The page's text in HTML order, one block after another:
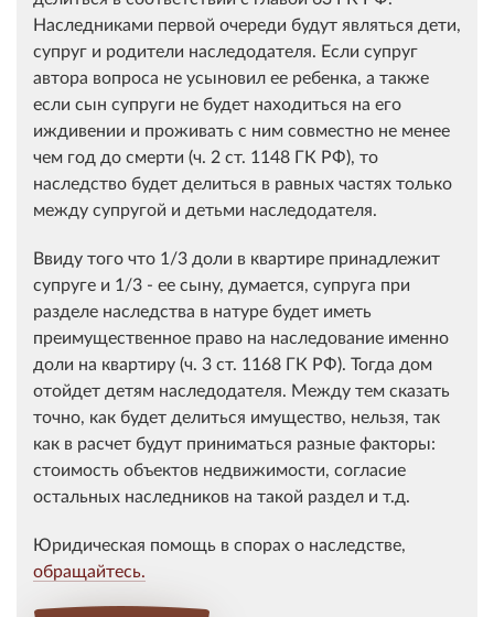
Наследниками первой очереди будут являться дети,
супруг и родители наследодателя. Если супруг
автора вопроса не усыновил ее ребенка, а также
если сын супруги не будет находиться на его
иждивении и проживать с ним совместно не менее
чем год до смерти (ч. 2 ст. 1148 ГК РФ), то
наследство будет делиться в равных частях только
между супругой и детьми наследодателя.
Ввиду того что 1/3 доли в квартире принадлежит
супруге и 1/3 - ее сыну, думается, супруга при
разделе наследства в натуре будет иметь
преимущественное право на наследование именно
доли на квартиру (ч. 3 ст. 1168 ГК РФ). Тогда дом
отойдет детям наследодателя. Между тем сказать
точно, как будет делиться имущество, нельзя, так
как в расчет будут приниматься разные факторы:
стоимость объектов недвижимости, согласие
остальных наследников на такой раздел и т.д.
Юридическая помощь в спорах о наследстве,
обращайтесь.